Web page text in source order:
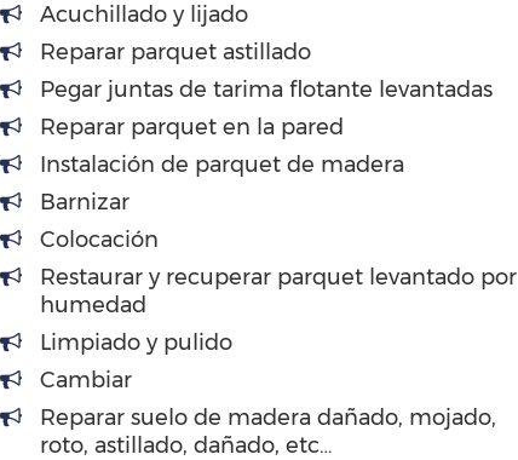
Acuchillado y lijado
Reparar parquet astillado
Pegar juntas de tarima flotante levantadas
Reparar parquet en la pared
Instalación de parquet de madera
Barnizar
Colocación
Restaurar y recuperar parquet levantado por
humedad
Limpiado y pulido
Cambiar
Reparar suelo de madera dañado, mojado,
roto, astillado, dañado, etc…